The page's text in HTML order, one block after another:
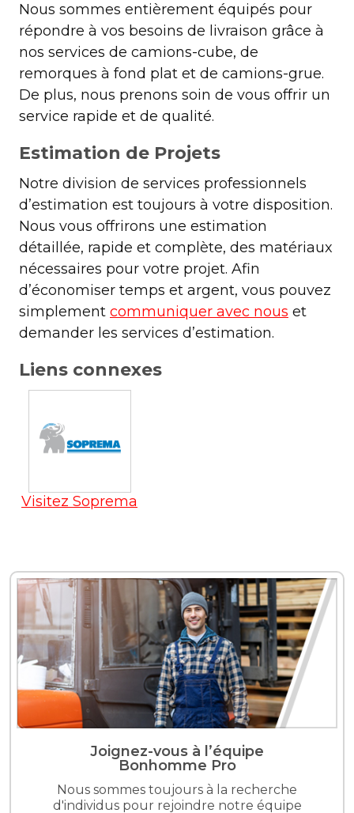
Nous sommes entièrement équipés pour
répondre à vos besoins de livraison grâce à
nos services de camions-cube, de
remorques à fond plat et de camions-grue.
De plus, nous prenons soin de vous offrir un
service rapide et de qualité.
Estimation de Projets
Notre division de services professionnels
d’estimation est toujours à votre disposition.
Nous vous offrirons une estimation
détaillée, rapide et complète, des matériaux
nécessaires pour votre projet. Afin
d’économiser temps et argent, vous pouvez
simplement communiquer avec nous et
demander les services d’estimation.
Liens connexes
Visitez Soprema
Joignez-vous à l’équipe
Bonhomme Pro
Nous sommes toujours à la recherche
d'individus pour rejoindre notre équipe